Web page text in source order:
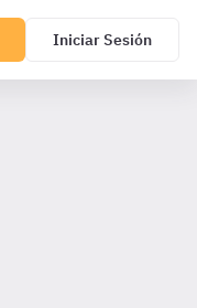
Iniciar Sesión